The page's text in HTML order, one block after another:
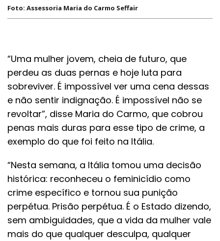
Foto: Assessoria Maria do Carmo Seffair
“Uma mulher jovem, cheia de futuro, que
perdeu as duas pernas e hoje luta para
sobreviver. É impossível ver uma cena dessas
e não sentir indignação. É impossível não se
revoltar”, disse Maria do Carmo, que cobrou
penas mais duras para esse tipo de crime, a
exemplo do que foi feito na Itália.
“Nesta semana, a Itália tomou uma decisão
histórica: reconheceu o feminicídio como
crime específico e tornou sua punição
perpétua. Prisão perpétua. É o Estado dizendo,
sem ambiguidades, que a vida da mulher vale
mais do que qualquer desculpa, qualquer